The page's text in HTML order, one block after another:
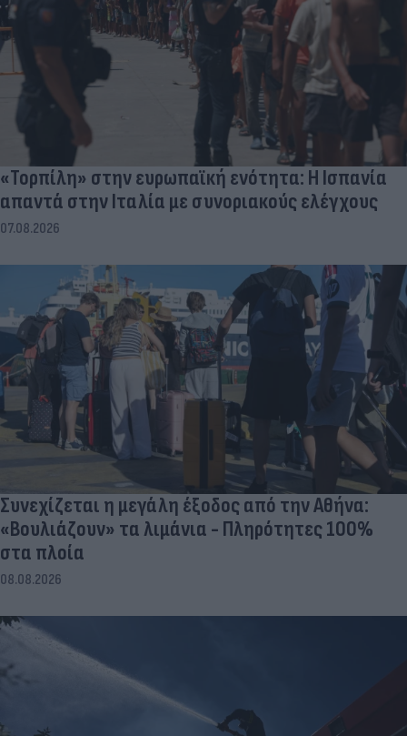
«Τορπίλη» στην ευρωπαϊκή ενότητα: Η Ισπανία
απαντά στην Ιταλία με συνοριακούς ελέγχους
07.08.2026
Συνεχίζεται η μεγάλη έξοδος από την Αθήνα:
«Βουλιάζουν» τα λιμάνια - Πληρότητες 100%
στα πλοία
08.08.2026